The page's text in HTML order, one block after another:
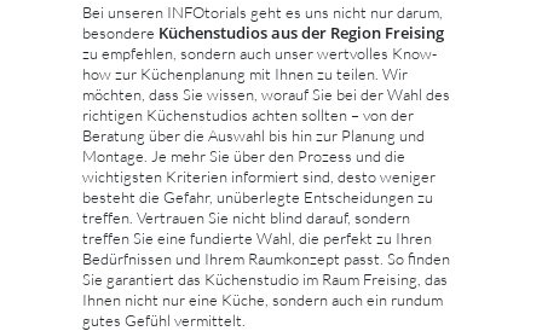
Bei unseren INFOtorials geht es uns nicht nur darum,
besondere Küchenstudios aus der Region Freising
zu empfehlen, sondern auch unser wertvolles Know-
how zur Küchenplanung mit Ihnen zu teilen. Wir
möchten, dass Sie wissen, worauf Sie bei der Wahl des
richtigen Küchenstudios achten sollten – von der
Beratung über die Auswahl bis hin zur Planung und
Montage. Je mehr Sie über den Prozess und die
wichtigsten Kriterien informiert sind, desto weniger
besteht die Gefahr, unüberlegte Entscheidungen zu
treffen. Vertrauen Sie nicht blind darauf, sondern
treffen Sie eine fundierte Wahl, die perfekt zu Ihren
Bedürfnissen und Ihrem Raumkonzept passt. So finden
Sie garantiert das Küchenstudio im Raum Freising, das
Ihnen nicht nur eine Küche, sondern auch ein rundum
gutes Gefühl vermittelt.